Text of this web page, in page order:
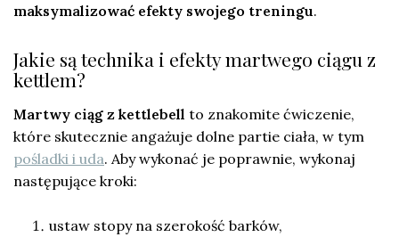
maksymalizować efekty swojego treningu.
Jakie są technika i efekty martwego ciągu z
kettlem?
Martwy ciąg z kettlebell to znakomite ćwiczenie,
które skutecznie angażuje dolne partie ciała, w tym
pośladki i uda. Aby wykonać je poprawnie, wykonaj
następujące kroki:
ustaw stopy na szerokość barków,